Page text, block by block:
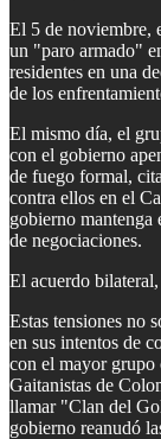
El 5 de noviembre,
un "paro armado"
residentes en una
de los
El mismo día, el
con el gobierno
de fuego formal,
contra ellos en el
gobierno mantenga
de negociaciones.
El acuerdo
Estas tensiones no
en sus intentos de
con el mayor grupo
Gaitanistas de
llamar "Clan del
gobierno reanudó